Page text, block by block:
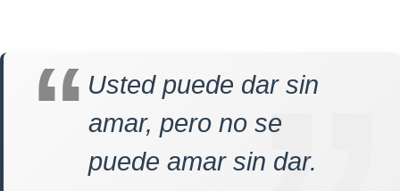
Usted puede dar sin
amar, pero no se
puede amar sin dar.